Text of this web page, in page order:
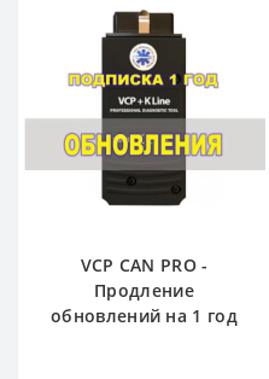
VCP CAN PRO -
Продление
обновлений на 1 год